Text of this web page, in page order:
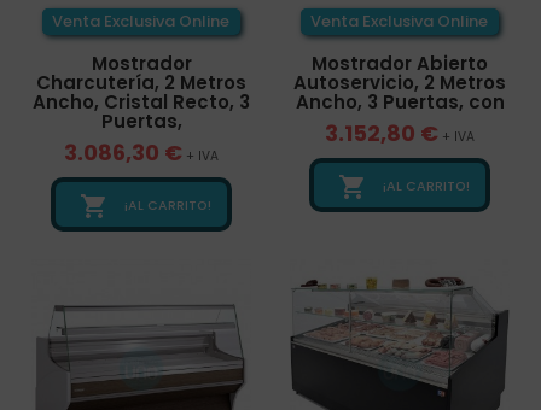
Venta Exclusiva Online
Mostrador
Charcutería, 2 Metros
Ancho, Cristal Recto, 3
Puertas,
3.086,30 € + IVA
 ¡AL CARRITO!
Venta Exclusiva Online
Mostrador Abierto
Autoservicio, 2 Metros
Ancho, 3 Puertas, con
3.152,80 € + IVA
 ¡AL CARRITO!